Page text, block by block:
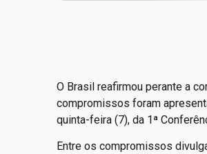
O Brasil reafirmou perante a
compromissos foram
quinta-feira (7), da 1ª
Entre os compromissos